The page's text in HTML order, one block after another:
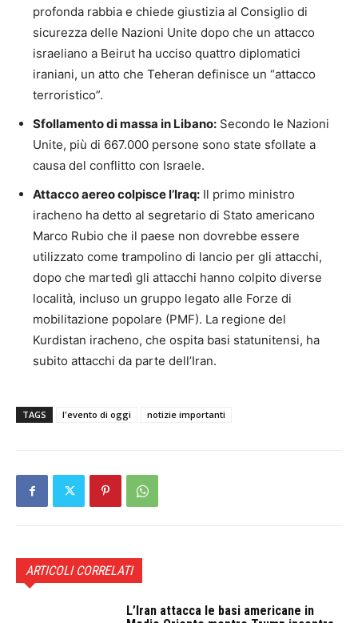
profonda rabbia e chiede giustizia al Consiglio di
sicurezza delle Nazioni Unite dopo che un attacco
israeliano a Beirut ha ucciso quattro diplomatici
iraniani, un atto che Teheran definisce un “attacco
terroristico”.
Sfollamento di massa in Libano: Secondo le Nazioni
Unite, più di 667.000 persone sono state sfollate a
causa del conflitto con Israele.
Attacco aereo colpisce l’Iraq: Il primo ministro
iracheno ha detto al segretario di Stato americano
Marco Rubio che il paese non dovrebbe essere
utilizzato come trampolino di lancio per gli attacchi,
dopo che martedì gli attacchi hanno colpito diverse
località, incluso un gruppo legato alle Forze di
mobilitazione popolare (PMF). La regione del
Kurdistan iracheno, che ospita basi statunitensi, ha
subito attacchi da parte dell’Iran.
TAGS l'evento di oggi notizie importanti
ARTICOLI CORRELATI
L’Iran attacca le basi americane in